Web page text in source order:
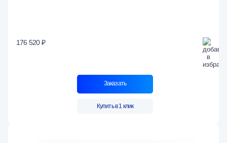
176 520 ₽
Заказать
Купить в 1 клик